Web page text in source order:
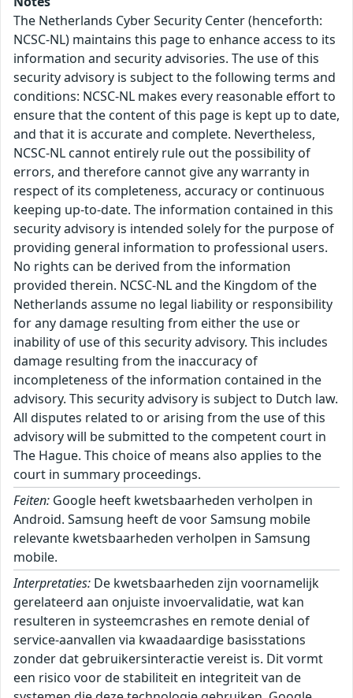
The Netherlands Cyber Security Center (henceforth:
NCSC-NL) maintains this page to enhance access to its
information and security advisories. The use of this
security advisory is subject to the following terms and
conditions: NCSC-NL makes every reasonable effort to
ensure that the content of this page is kept up to date,
and that it is accurate and complete. Nevertheless,
NCSC-NL cannot entirely rule out the possibility of
errors, and therefore cannot give any warranty in
respect of its completeness, accuracy or continuous
keeping up-to-date. The information contained in this
security advisory is intended solely for the purpose of
providing general information to professional users.
No rights can be derived from the information
provided therein. NCSC-NL and the Kingdom of the
Netherlands assume no legal liability or responsibility
for any damage resulting from either the use or
inability of use of this security advisory. This includes
damage resulting from the inaccuracy of
incompleteness of the information contained in the
advisory. This security advisory is subject to Dutch law.
All disputes related to or arising from the use of this
advisory will be submitted to the competent court in
The Hague. This choice of means also applies to the
court in summary proceedings.
Feiten: Google heeft kwetsbaarheden verholpen in
Android. Samsung heeft de voor Samsung mobile
relevante kwetsbaarheden verholpen in Samsung
mobile.
Interpretaties: De kwetsbaarheden zijn voornamelijk
gerelateerd aan onjuiste invoervalidatie, wat kan
resulteren in systeemcrashes en remote denial of
service-aanvallen via kwaadaardige basisstations
zonder dat gebruikersinteractie vereist is. Dit vormt
een risico voor de stabiliteit en integriteit van de